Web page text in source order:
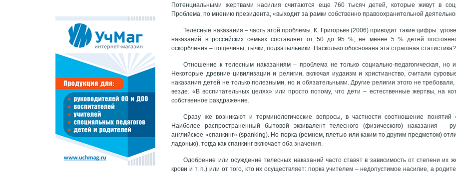
Потенциальными жертвами насилия считаются еще 760 тысяч детей, которые живут в
Проблема, по мнению президента, «выходит за рамки собственно правоохранительной
Телесные наказания – часть этой проблемы. К. Григорьев (2006) приводит такие цифры:
наказаний в российских семьях составляет от 50 до 95 %, не менее 5 % детей
оскорбления – пощечины, тычки, подзатыльники. Насколько обоснована эта страшная статистика?
Отношение к телесным наказаниям – проблема не только социально-педагогическая, но
Некоторые древние цивилизации и религии, включая иудаизм и христианство, считали
наказания детей не только полезными, но и обязательными. Другие религии этого не
везде. «В воспитательных целях» или просто потому, что дети – естественные жертвы, на
собственное раздражение.
Сразу же возникают и терминологические вопросы, в частности соотношение понятий
Наиболее распространенный бытовой эквивалент телесного (физического) наказания –
английское «спанкинг» (spanking). Но порка (ремнем, плетью или каким-то другим предметом)
ладонью), тогда как спанкинг включает оба значения.
Одобрение или осуждение телесных наказаний часто ставят в зависимость от степени их
крови и т. п.) или от того, кто их осуществляет: порка учителем – недопустимое насилие, а